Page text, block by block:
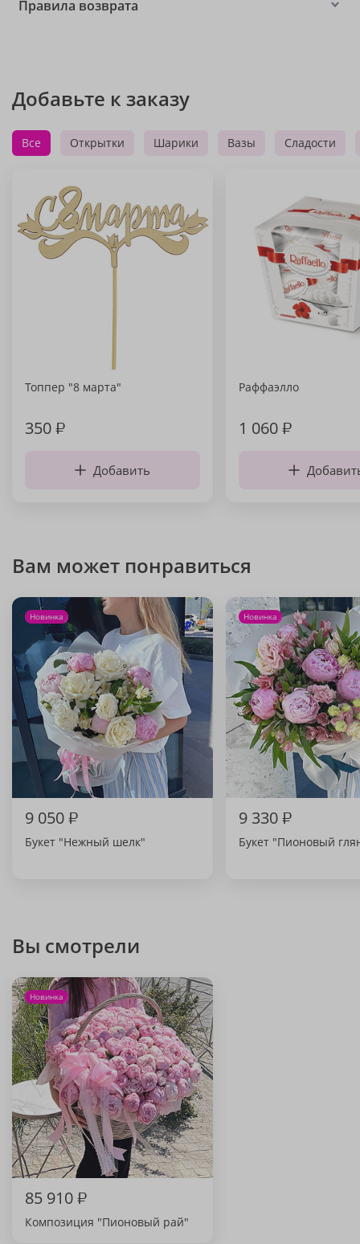
Правила возврата
Добавьте к заказу
Все Открытки Шарики Вазы Сладости
Топпер "8 марта"
350₽
Добавить
Раффаэлло
1 060₽
Вам может понравиться
Новинка
9 050₽
Букет "Нежный шелк"
Новинка
9 330₽
Букет "Пионовый
Вы смотрели
Новинка
85 910₽
Композиция "Пионовый рай"